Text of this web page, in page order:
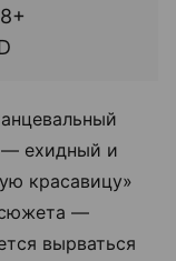
— ехидный и
красавицу»
сюжета —
вырваться